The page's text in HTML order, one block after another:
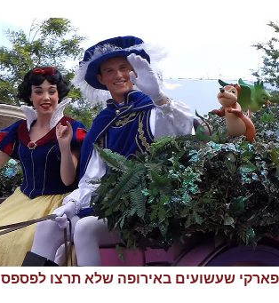
פארקי שעשועים באירופה שלא תרצו לפספס